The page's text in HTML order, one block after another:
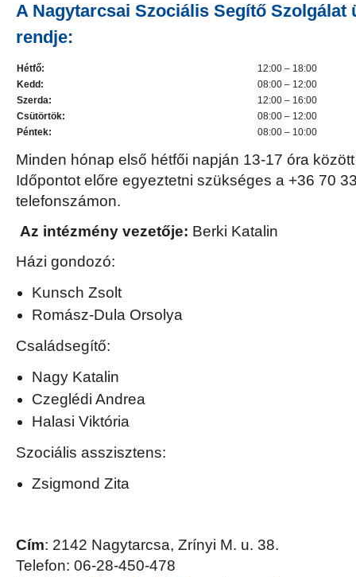
A Nagytarcsai Szociális Segítő Szolgálat
rendje:
Hétfő:
12:00 – 18:00
Kedd:
08:00 – 12:00
Szerda:
12:00 – 16:00
Csütörtök:
08:00 – 12:00
Péntek:
08:00 – 10:00
Minden hónap első hétfői napján 13-17 óra
Időpontot előre egyeztetni szükséges a +36 70
telefonszámon.
Az intézmény vezetője: Berki Katalin
Házi gondozó:
Kunsch Zsolt
Romász-Dula Orsolya
Családsegítő:
Nagy Katalin
Czeglédi Andrea
Halasi Viktória
Szociális asszisztens:
Zsigmond Zita
Cím: 2142 Nagytarcsa, Zrínyi M. u. 38.
Telefon: 06-28-450-478